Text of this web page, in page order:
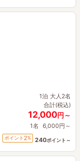
1泊 大人2名
合計(税込)
12,000円～
1名 6,000円～
ポイント 2% 240ポイント～